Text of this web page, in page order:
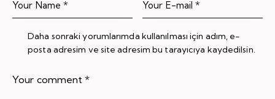
Daha sonraki yorumlarımda kullanılması için adım, e-
posta adresim ve site adresim bu tarayıcıya kaydedilsin.